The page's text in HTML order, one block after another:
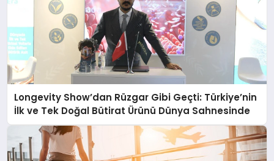
Longevity Show’dan Rüzgar Gibi Geçti: Türkiye’nin
İlk ve Tek Doğal Bütirat Ürünü Dünya Sahnesinde